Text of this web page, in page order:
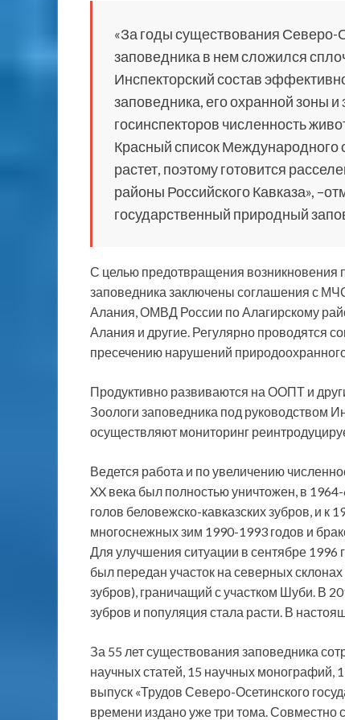
«За годы существования Северо-
заповедника в нем сложился
Инспекторский состав
заповедника, его охранной зоны
госинспекторов численность
Красный список
растет, поэтому готовится
районы Российского Кавказа»,
государственный природный
С целью предотвращения возникновения
заповедника заключены соглашения с
Алания, ОМВД России по Алагирскому
Алания и другие. Регулярно проводятся
пресечению нарушений
Продуктивно развиваются на ООПТ и
Зоологи заповедника под руководством
осуществляют мониторинг
Ведется работа и по увеличению
XX века был полностью уничтожен, в
голов беловежско-кавказских зубров, и к
многоснежных зим 1990-1993 годов и
Для улучшения ситуации в сентябре 1996
был передан участок на северных
зубров), граничащий с участком Шуби. В
зубров и популяция стала расти. В
За 55 лет существования заповедника
научных статей, 15 научных монографий,
выпуск «Трудов Северо-Осетинского
времени издано уже три тома. Совместно